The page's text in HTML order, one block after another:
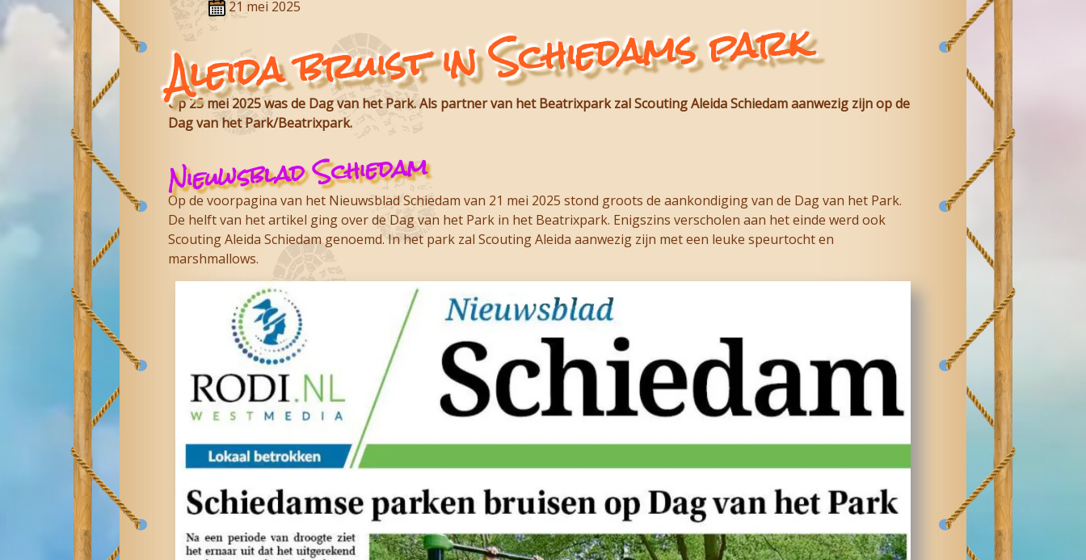
21 mei 2025
Aleida bruist in Schiedams park
Op 25 mei 2025 was de Dag van het Park. Als partner van het Beatrixpark zalScouting Aleida Schiedamaanwezig zijn op de
Dag van het Park/Beatrixpark.
Nieuwsblad Schiedam
Op de voorpagina van het Nieuwsblad Schiedam van 21 mei 2025 stond groots de aankondiging van de Dag van het Park.
De helft van het artikel ging over de Dag van het Park in het Beatrixpark. Enigszins verscholen aan het einde werd ook
Scouting Aleida Schiedam genoemd. In het park zal Scouting Aleida aanwezig zijn met een leuke speurtocht en
marshmallows.